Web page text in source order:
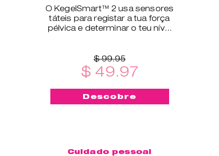
O KegelSmart™ 2 usa sensores
táteis para registar a tua força
pélvica e determinar o teu nível
$ 99.95
$ 49.97
Descobre
Cuidado pessoal